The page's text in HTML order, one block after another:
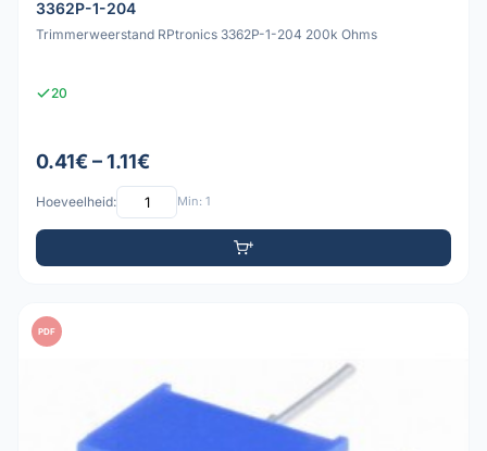
3362P-1-204
Trimmerweerstand RPtronics 3362P-1-204 200k Ohms
20
0.41€ – 1.11€
Hoeveelheid: Min: 1
PDF